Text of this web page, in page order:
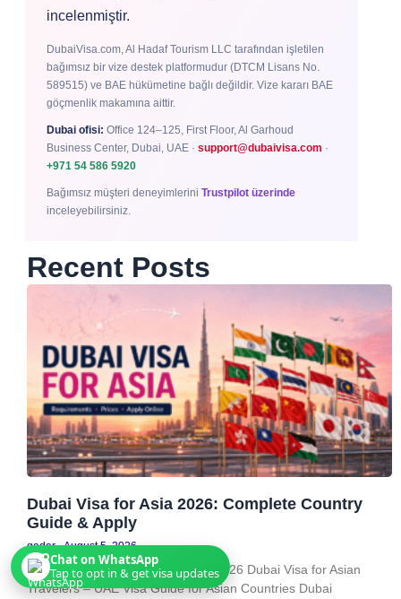
incelenmiştir.
DubaiVisa.com, Al Hadaf Tourism LLC tarafından işletilen
bağımsız bir vize destek platformudur (DTCM Lisans No.
589515) ve BAE hükümetine bağlı değildir. Vize kararı BAE
göçmenlik makamına aittir.
Dubai ofisi: Office 124–125, First Floor, Al Garhoud
Business Center, Dubai, UAE · support@dubaivisa.com ·
+971 54 586 5920
Bağımsız müşteri deneyimlerini Trustpilot üzerinde
inceleyebilirsiniz.
Recent Posts
Dubai Visa for Asia 2026: Complete Country
Guide & Apply
qadar August 5, 2026
Asia regional visa hub • Updated 2026 Dubai Visa for Asian
Travelers – UAE Visa Guide for Asian Countries Dubai
Chat on WhatsApp
Tap to opt in & get visa updates